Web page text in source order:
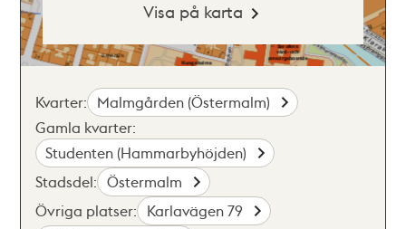
Visa på karta
Kvarter: Malmgården (Östermalm)
Gamla kvarter:
Studenten (Hammarbyhöjden)
Stadsdel: Östermalm
Övriga platser: Karlavägen 79